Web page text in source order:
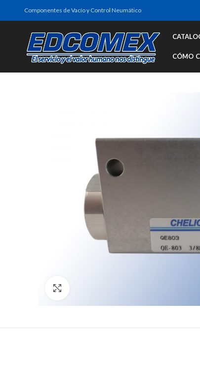
Componentes de Vacío y Control Neumático
CÓMO